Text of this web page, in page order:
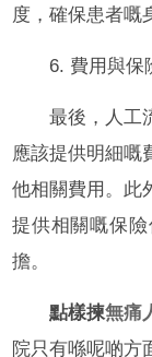
度，確保患者嘅
6. 費用與保
最後，人工
應該提供明細嘅
他相關費用。此
提供相關嘅保
擔。
點樣揀無痛
院只有喺呢啲方